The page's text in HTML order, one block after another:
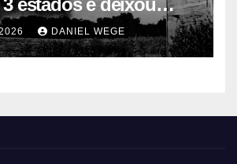
estados e deixou
mortos
DANIEL WEGE